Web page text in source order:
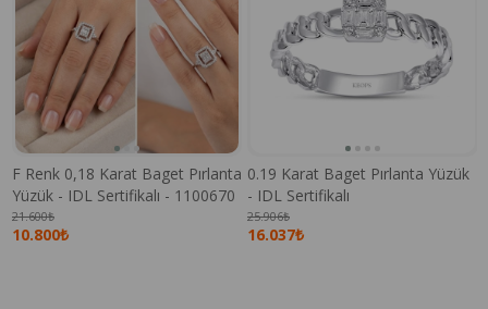
F Renk 0,18 Karat Baget Pırlanta
Yüzük - IDL Sertifikalı - 1100670
10.800₺
21.600₺
0.19 Karat Baget Pırlanta Yüzük
- IDL Sertifikalı
16.037₺
25.906₺